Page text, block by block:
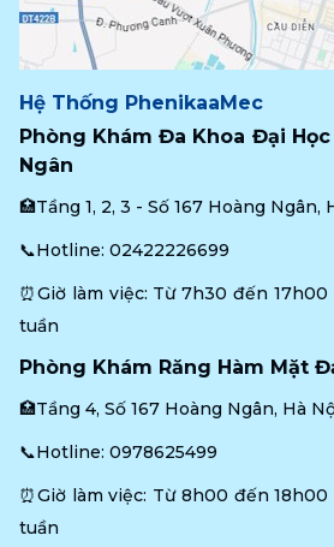
Hệ Thống PhenikaaMec
Phòng Khám Đa Khoa Đại
Ngân
🏥Tầng 1, 2, 3 - Số 167 Hoàng Ngân,
📞Hotline: 02422226699
⏰Giờ làm việc: Từ 7h30 đến
tuần
Phòng Khám Răng Hàm Mặt
🏥Tầng 4, Số 167 Hoàng Ngân, Hà
📞Hotline: 0978625499
⏰Giờ làm việc: Từ 8h00 đến
tuần